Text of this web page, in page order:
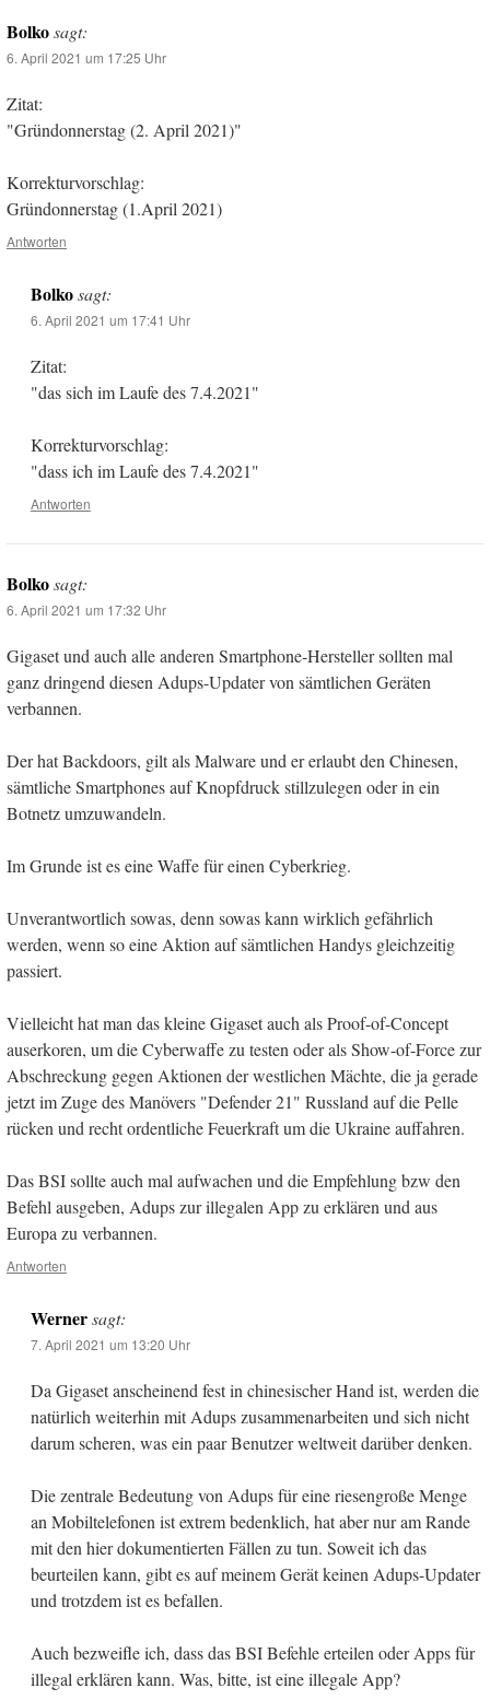
Bolkosagt:
6. April 2021 um 17:25 Uhr
Zitat:
"Gründonnerstag (2. April 2021)"
Korrekturvorschlag:
Gründonnerstag (1.April 2021)
Antworten
Bolko sagt:
6. April 2021 um 17:41 Uhr
Zitat:
"das sich im Laufe des 7.4.2021"
Korrekturvorschlag:
"dass ich im Laufe des 7.4.2021"
Antworten
Bolkosagt:
6. April 2021 um 17:32 Uhr
Gigaset und auch alle anderen Smartphone-Hersteller sollten mal
ganz dringend diesen Adups-Updater von sämtlichen Geräten
verbannen.
Der hat Backdoors, gilt als Malware und er erlaubt den Chinesen,
sämtliche Smartphones auf Knopfdruck stillzulegen oder in ein
Botnetz umzuwandeln.
Im Grunde ist es eine Waffe für einen Cyberkrieg.
Unverantwortlich sowas, denn sowas kann wirklich gefährlich
werden, wenn so eine Aktion auf sämtlichen Handys gleichzeitig
passiert.
Vielleicht hat man das kleine Gigaset auch als Proof-of-Concept
auserkoren, um die Cyberwaffe zu testen oder als Show-of-Force zur
Abschreckung gegen Aktionen der westlichen Mächte, die ja gerade
jetzt im Zuge des Manövers "Defender 21" Russland auf die Pelle
rücken und recht ordentliche Feuerkraft um die Ukraine auffahren.
Das BSI sollte auch mal aufwachen und die Empfehlung bzw den
Befehl ausgeben, Adups zur illegalen App zu erklären und aus
Europa zu verbannen.
Antworten
Werner sagt:
7. April 2021 um 13:20 Uhr
Da Gigaset anscheinend fest in chinesischer Hand ist, werden die
natürlich weiterhin mit Adups zusammenarbeiten und sich nicht
darum scheren, was ein paar Benutzer weltweit darüber denken.
Die zentrale Bedeutung von Adups für eine riesengroße Menge
an Mobiltelefonen ist extrem bedenklich, hat aber nur am Rande
mit den hier dokumentierten Fällen zu tun. Soweit ich das
beurteilen kann, gibt es auf meinem Gerät keinen Adups-Updater
und trotzdem ist es befallen.
Auch bezweifle ich, dass das BSI Befehle erteilen oder Apps für
illegal erklären kann. Was, bitte, ist eine illegale App?